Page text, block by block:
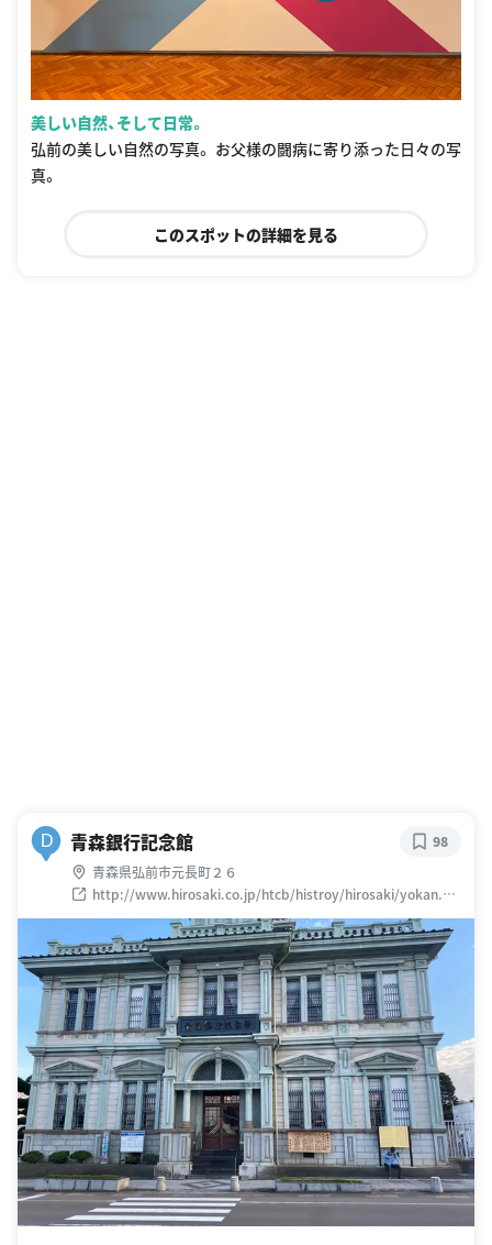
美しい自然、そして日常。
弘前の美しい自然の写真。 お父様の闘病に寄り添った日々の写
真。
このスポットの詳細を見る
D 青森銀行記念館
青森県弘前市元長町２６
http://www.hirosaki.co.jp/htcb/histroy/hirosaki/yokan.ht
ml
98